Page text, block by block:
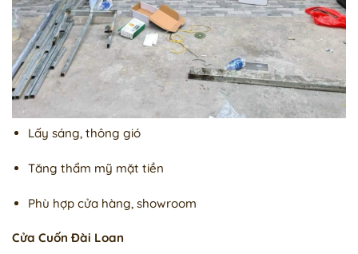
Lấy sáng, thông gió
Tăng thẩm mỹ mặt tiền
Phù hợp cửa hàng, showroom
Cửa Cuốn Đài Loan